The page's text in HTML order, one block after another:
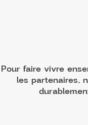
Pour faire vivre
les partenaires,